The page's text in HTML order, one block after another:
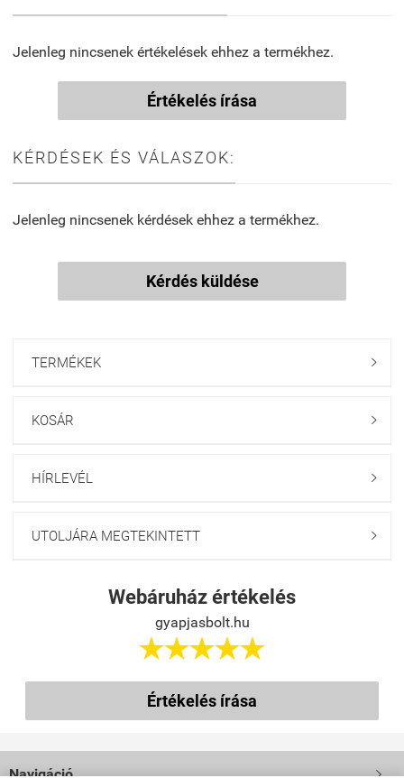
Jelenleg nincsenek értékelések ehhez a termékhez.
Értékelés írása
KÉRDÉSEK ÉS VÁLASZOK:
Jelenleg nincsenek kérdések ehhez a termékhez.
Kérdés küldése
TERMÉKEK 
KOSÁR 
HÍRLEVÉL 
UTOLJÁRA MEGTEKINTETT 
Webáruház értékelés
gyapjasbolt.hu

Értékelés írása
Navigáció 